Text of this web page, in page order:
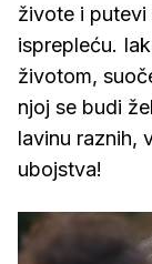
živote i
isprepleću.
životom,
njoj se budi
lavinu raznih,
ubojstva!